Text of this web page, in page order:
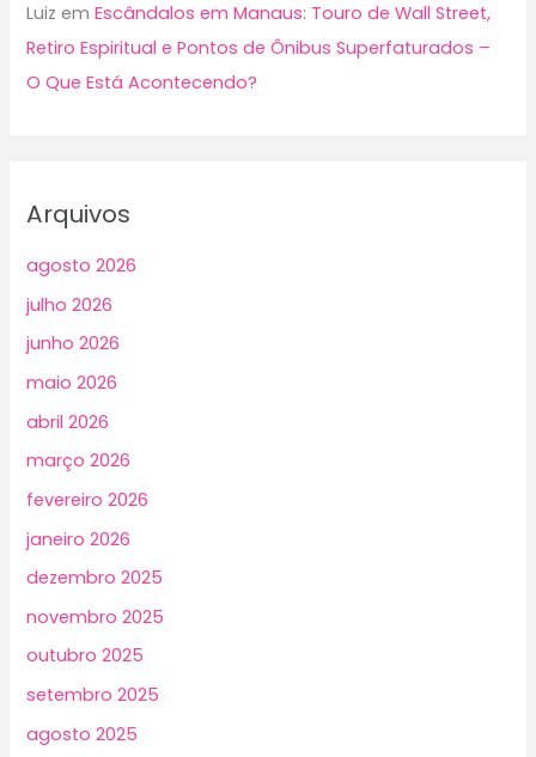
Luiz emEscândalos em Manaus: Touro de Wall Street,
Retiro Espiritual e Pontos de Ônibus Superfaturados –
O Que Está Acontecendo?
Arquivos
agosto 2026
julho 2026
junho 2026
maio 2026
abril 2026
março 2026
fevereiro 2026
janeiro 2026
dezembro 2025
novembro 2025
outubro 2025
setembro 2025
agosto 2025